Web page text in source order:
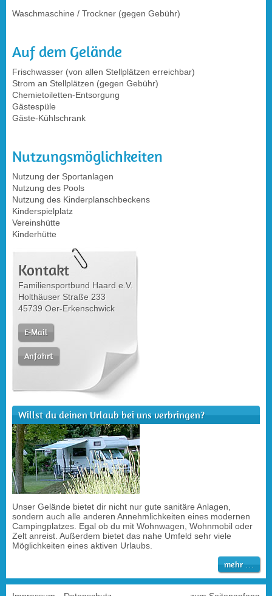
Waschmaschine / Trockner (gegen Gebühr)
Auf dem Gelände
Frischwasser (von allen Stellplätzen erreichbar)
Strom an Stellplätzen (gegen Gebühr)
Chemietoiletten-Entsorgung
Gästespüle
Gäste-Kühlschrank
Nutzungsmöglichkeiten
Nutzung der Sportanlagen
Nutzung des Pools
Nutzung des Kinderplanschbeckens
Kinderspielplatz
Vereinshütte
Kinderhütte
Kontakt
Familiensportbund Haard e.V.
Holthäuser Straße 233
45739 Oer-Erkenschwick
E-Mail
Anfahrt
Willst du deinen Urlaub bei uns verbringen?
Unser Gelände bietet dir nicht nur gute sanitäre Anlagen,
sondern auch alle anderen Annehmlichkeiten eines modernen
Campingplatzes. Egal ob du mit Wohnwagen, Wohnmobil oder
Zelt anreist. Außerdem bietet das nahe Umfeld sehr viele
Möglichkeiten eines aktiven Urlaubs.
mehr …